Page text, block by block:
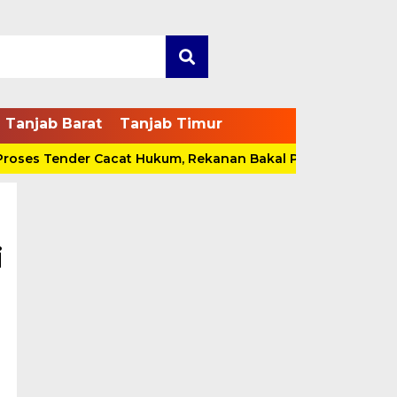
Tanjab Barat Tanjab Timur
Tender Cacat Hukum, Rekanan Bakal Pidanakan Pokja